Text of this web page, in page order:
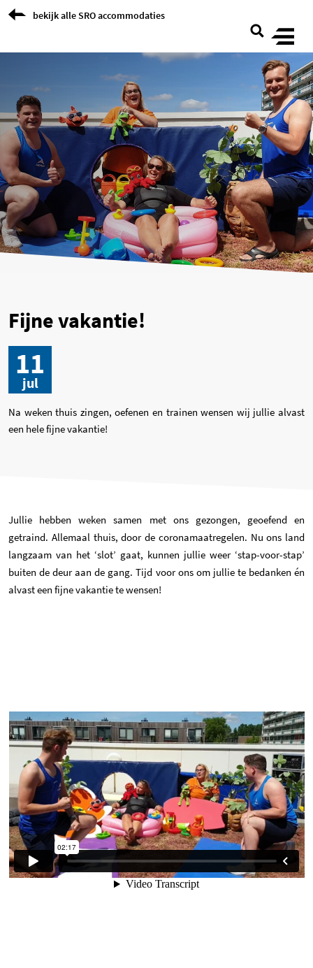
bekijk alle SRO accommodaties
Fijne vakantie!
11
jul
Na weken thuis zingen, oefenen en trainen wensen wij jullie alvast
een hele fijne vakantie!
Jullie hebben weken samen met ons gezongen, geoefend en
getraind. Allemaal thuis, door de coronamaatregelen. Nu ons land
langzaam van het ‘slot’ gaat, kunnen jullie weer ‘stap-voor-stap’
buiten de deur aan de gang. Tijd voor ons om jullie te bedanken én
alvast een fijne vakantie te wensen!